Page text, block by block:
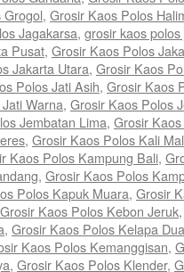
, Grosir Kaos Polos
Jagakarsa, grosir kaos
Pusat, Grosir Kaos Polos
Jakarta Utara, Grosir Kaos
Polos Jati Asih, Grosir Kaos
Warna, Grosir Kaos Polos
Jembatan Lima, Grosir
, Grosir Kaos Polos Kali
Kaos Polos Kampung Bali,
, Grosir Kaos Polos
Polos Kapuk Muara, Grosir
Grosir Kaos Polos Kebon Jeruk
, Grosir Kaos Polos Kelapa Dua
Kaos Polos Kemanggisan,
, Grosir Kaos Polos Klender,